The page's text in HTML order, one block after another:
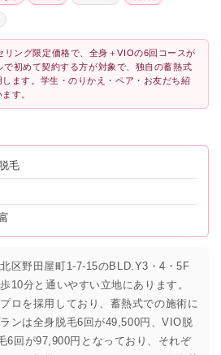
リング限定価格で、全身＋VIOの6回コースが
初めて契約する方が対象で、独自の蓄熱式
ます。学生・のりかえ・ペア・お友だち紹
す。
毛
区野田屋町1-7-15のBLD.Y3・4・5F
10分と通いやすい立地にあります。
ロを採用しており、蓄熱式での施術に
ンは全身脱毛6回が49,500円、VIO脱
6回が97,900円となっており、それぞ